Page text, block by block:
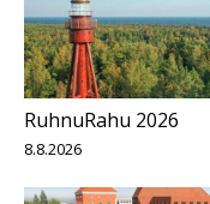
RuhnuRahu 2026
8.8.2026